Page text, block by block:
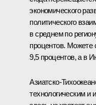
экономического
политического
в среднем по
процентов. Можете
9,5 процентов, а в
Азиатско-
технологическим и